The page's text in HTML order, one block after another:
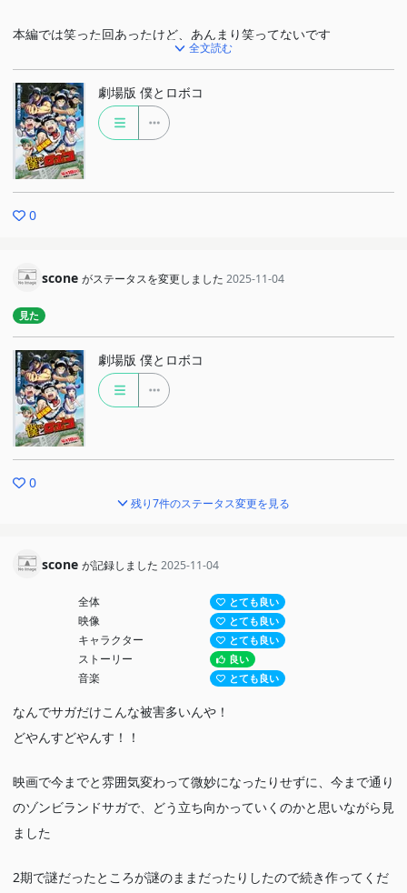
本編では笑った回あったけど、あんまり笑ってないです
劇場版するなら100話くらいやってほしかった(原作ストック知らな
いw)
全文読む
劇場版 僕とロボコ
0
scone がステータスを変更しました 2025-11-04
見た
劇場版 僕とロボコ
0
残り7件のステータス変更を見る
scone が記録しました 2025-11-04
全体 とても良い
映像 とても良い
キャラクター とても良い
ストーリー 良い
音楽 とても良い
なんでサガだけこんな被害多いんや！
どやんすどやんす！！
映画で今までと雰囲気変わって微妙になったりせずに、今まで通り
のゾンビランドサガで、どう立ち向かっていくのかと思いながら見
ました
2期で謎だったところが謎のままだったりしたので続き作ってくだ